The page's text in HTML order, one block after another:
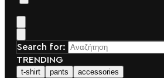
Search for:
TRENDING
t-shirt pants accessories